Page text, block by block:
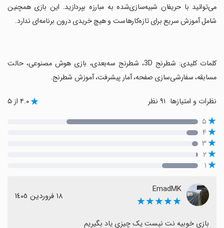
می‌توانید با حریفان شبیه‌سازی‌شده به مبارزه بپردازید. این بازی همچنین
شامل آموزش سریع برای تازه‌کارهاست و هیچ خریدی درون برنامه‌ای ندارد.
‏کلمات کلیدی: شطرنج 3D، شطرنج سه‌بعدی، بازی هوش مصنوعی، حالت
مسابقه، سفارشی‌سازی صفحه، آمار پیشرفت، آموزش شطرنج.
نظرات و امتیازها ۴.۰ از ۵
۵
۴
۳
۲
۱
EmadMK
★★★★★ ١٨ فروردین ١٤٠٥
بازی خوبیه نت نیست یک چیزی یاد بگیریم